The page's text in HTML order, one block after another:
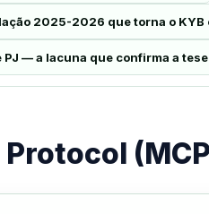
2025-2026 que torna o KYB
PJ — a lacuna que confirma a tese